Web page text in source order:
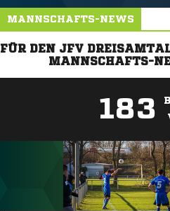
MANNSCHAFTS-NEWS
FÜR DEN JFV
MANNSCHAFTS-
183